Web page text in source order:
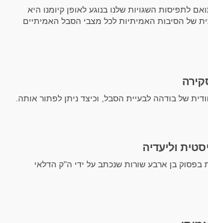
השגויות שלנו בנוגע לאופן קיומנו היא
של הסיבות האמיתיות לכל מצבי הסבל האמיתיים
של בודהה לבעיית הסבל, וכיצד ניתן לפתור אותה.
וליעדיה
בפסוק בן ארבע שורות שנכתב על ידי ה"ק הדלאי